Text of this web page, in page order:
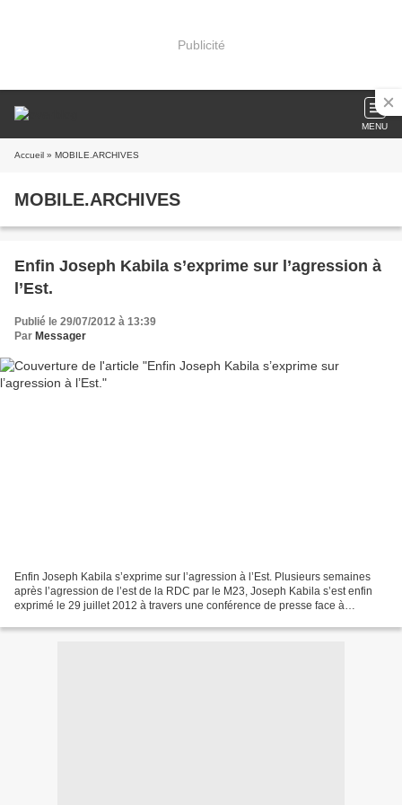
Publicité
MENU
Accueil » MOBILE.ARCHIVES
MOBILE.ARCHIVES
Enfin Joseph Kabila s’exprime sur l’agression à
l’Est.
Publié le 29/07/2012 à 13:39
Par Messager
Enfin Joseph Kabila s’exprime sur l’agression à l’Est. Plusieurs semaines
après l’agression de l’est de la RDC par le M23, Joseph Kabila s’est enfin
exprimé le 29 juillet 2012 à travers une conférence de presse face à